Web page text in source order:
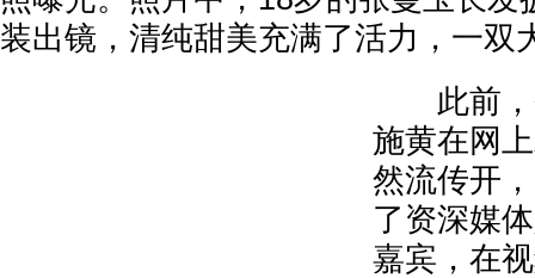
装出镜，清纯甜美充满了活力，一双
此前，
施黄在网
然流传开
了资深媒
嘉宾，在